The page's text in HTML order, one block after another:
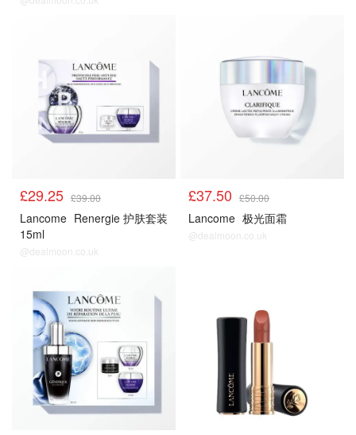
£29.25 £39.00
Lancome Renergie 护肤套装
15ml
@dealmoon.co.uk
£37.50 £50.00
Lancome 极光面霜
@dealmoon.co.uk